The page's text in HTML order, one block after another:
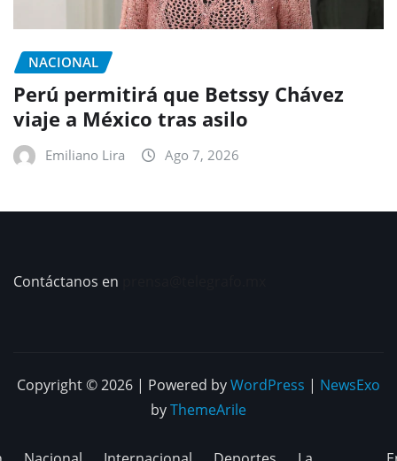
NACIONAL
Perú permitirá que Betssy Chávez
viaje a México tras asilo
Emiliano Lira Ago 7, 2026
Contáctanos en
Copyright © 2026 | Powered byWordPress | NewsExo
byThemeArile